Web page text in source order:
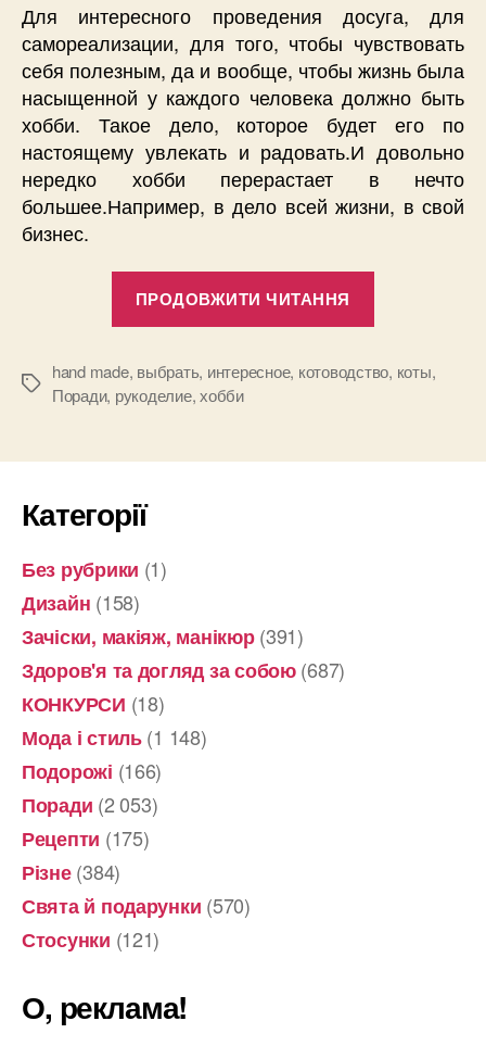
Для интересного проведения досуга, для
самореализации, для того, чтобы чувствовать
себя полезным, да и вообще, чтобы жизнь была
насыщенной у каждого человека должно быть
хобби. Такое дело, которое будет его по
настоящему увлекать и радовать.И довольно
нередко хобби перерастает в нечто
большее.Например, в дело всей жизни, в свой
бизнес.
ПРОДОВЖИТИ ЧИТАННЯ
или
себя
Позначки
hand made, выбрать, интересное, котоводство, коты,
Поради, рукоделие,хобби
Категорії
Без рубрики (1)
Дизайн (158)
Зачіски, макіяж, манікюр(391)
Здоров'я та догляд за собою(687)
КОНКУРСИ (18)
Мода і стиль(1 148)
Подорожі (166)
Поради (2 053)
Рецепти (175)
Різне(384)
Свята й подарунки (570)
Стосунки (121)
О, реклама!